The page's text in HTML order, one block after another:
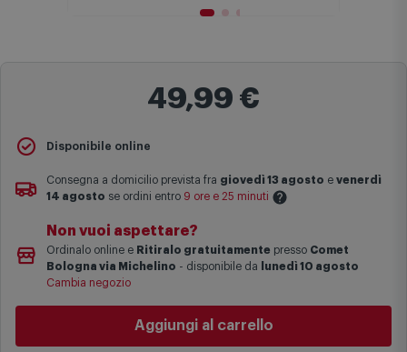
49,99 €
Disponibile online
Consegna a domicilio prevista fra giovedì 13 agosto e venerdì
14 agosto se ordini entro 9 ore e 25 minuti
Le date previste per la consegna sono una stima approssimativa
basata sulle statistiche di consegna in possesso di Comet.
I tempi di consegna effettivi potrebbero variare in situazioni
complesse come isole e regioni montane, consegna nei periodi
festivi e ricorrenze principali o in circostanze eccezionali).
Si ricorda inoltre che i prodotti acquistati in modalità di
Non vuoi aspettare?
Ordinalo online e Ritiralo gratuitamente presso Comet
Bologna via Michelino - disponibile da
lunedì 10 agosto
Cambia negozio
Aggiungi al carrello